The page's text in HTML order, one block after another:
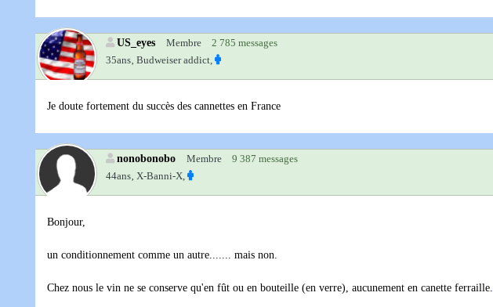
US_eyes Membre
2 785 messages
35ans‚ Budweiser addict,
Je doute fortement du succès des cannettes en France
nonobonobo Membre
9 387 messages
44ans‚ X-Banni-X,
Bonjour,
un conditionnement comme un autre....... mais non.
Chez nous le vin ne se conserve qu'en fût ou en bouteille (en verre), aucunement en canette ferraille.